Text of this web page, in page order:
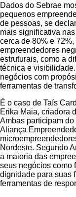
Dados do Sebrae
pequenos
de pessoas, se
mais significativa
cerca de 80% e
empreendedores
estruturais, como a
técnica e
negócios com
ferramentas de
É o caso de Taís
Erika Maia, criadora
Ambas participam
Aliança
Nordeste. Segundo
a maioria das
seus negócios como
dignidade para suas
ferramentas de